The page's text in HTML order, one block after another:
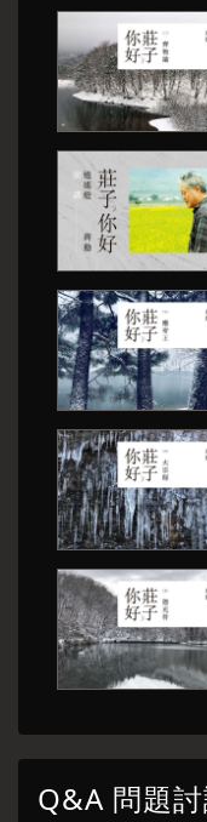
鬆》節目，長年
個展與聯展遍及
說、藝術史、
種，作品多次獲
Q&A 問題